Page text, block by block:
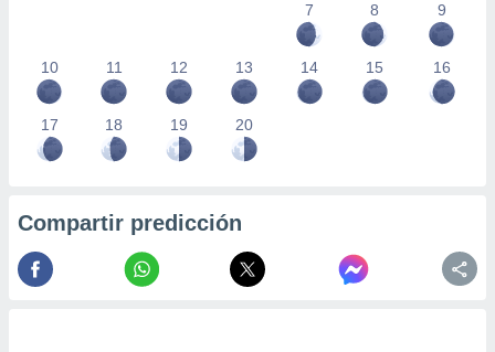
7
8 9
10 11 12 13 14 15 16
17 18 19 20
Compartir predicción